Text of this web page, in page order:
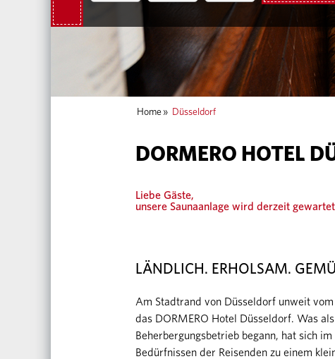
Home » Düsseldorf
DORMERO HOTEL
Liebe Gäste,
unsere Saunaanlage wird derzeit
LÄNDLICH. ERHOLSAM.
Am Stadtrand von Düsseldorf unweit
das DORMERO Hotel Düsseldorf. Was
Beherbergungsbetrieb begann, hat sich
Bedürfnissen der Reisenden zu einem